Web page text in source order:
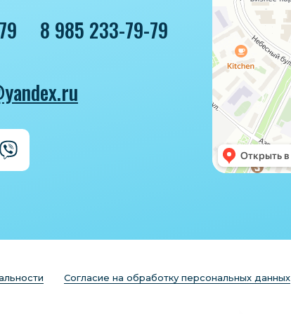
8 985 233-79-79
Согласие на обработку персональных данных